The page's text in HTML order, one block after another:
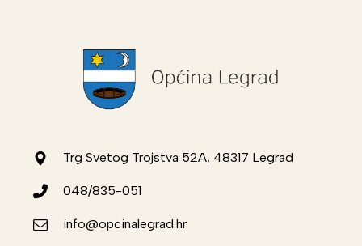
Trg Svetog Trojstva 52A, 48317 Legrad
048/835-051
info@opcinalegrad.hr